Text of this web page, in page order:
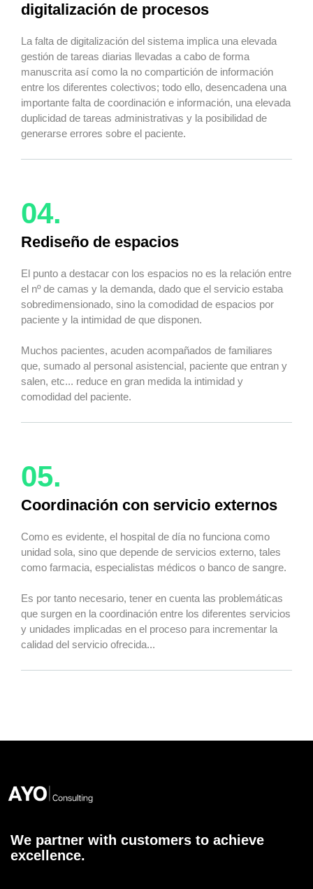
digitalización de procesos
La falta de digitalización del sistema implica una elevada
gestión de tareas diarias llevadas a cabo de forma
manuscrita así como la no compartición de información
entre los diferentes colectivos; todo ello, desencadena una
importante falta de coordinación e información, una elevada
duplicidad de tareas administrativas y la posibilidad de
generarse errores sobre el paciente.
04.
Rediseño de espacios
El punto a destacar con los espacios no es la relación entre
el nº de camas y la demanda, dado que el servicio estaba
sobredimensionado, sino la comodidad de espacios por
paciente y la intimidad de que disponen.
Muchos pacientes, acuden acompañados de familiares
que, sumado al personal asistencial, paciente que entran y
salen, etc... reduce en gran medida la intimidad y
comodidad del paciente.
05.
Coordinación con servicio externos
Como es evidente, el hospital de día no funciona como
unidad sola, sino que depende de servicios externo, tales
como farmacia, especialistas médicos o banco de sangre.
Es por tanto necesario, tener en cuenta las problemáticas
que surgen en la coordinación entre los diferentes servicios
y unidades implicadas en el proceso para incrementar la
calidad del servicio ofrecida...
We partner with customers to achieve
excellence.